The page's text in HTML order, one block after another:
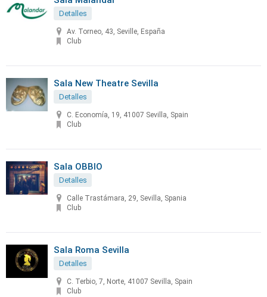
Detalles
Av. Torneo, 43, Seville, España
Club
Sala New Theatre Sevilla
Detalles
C. Economía, 19, 41007 Sevilla, Spain
Club
Sala OBBIO
Detalles
Calle Trastámara, 29, Sevilla, Spania
Club
Sala Roma Sevilla
Detalles
C. Terbio, 7, Norte, 41007 Sevilla, Spain
Club